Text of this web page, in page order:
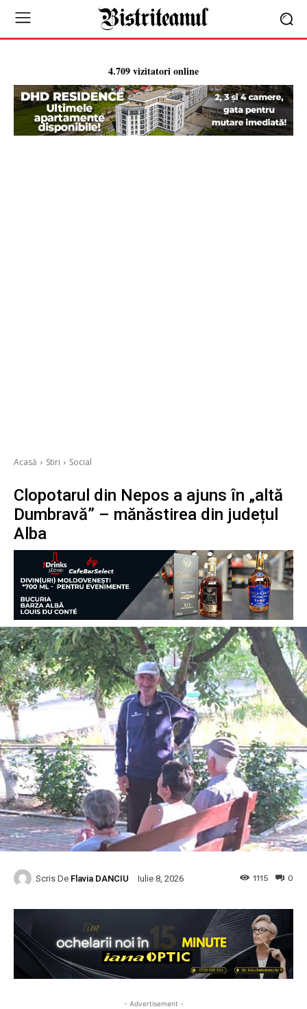
4.709 vizitatori online
Acasă Stiri Social
Clopotarul din Nepos a ajuns în „altă
Dumbravă” – mănăstirea din județul
Alba
Scris De Flavia DANCIU Iulie 8, 2026 0
1115
- Advertisement -